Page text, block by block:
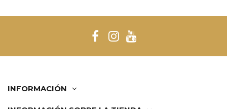
INFORMACIÓN